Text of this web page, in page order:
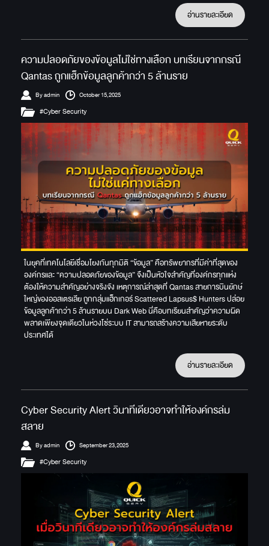
อ่านรายละเอียด
ความปลอดภัยของข้อมูลไม่ใช่ทางเลือก บทเรียนจากกรณี
Qantas ถูกแฮ็กข้อมูลลูกค้ากว่า 5 ล้านราย
By admin October 15,2025
#Cyber Security
ในยุคที่เทคโนโลยีเชื่อมโยงกันทุกมิติ “ข้อมูล” คือทรัพยากรที่มีค่าที่สุดของ
องค์กรและ “ความปลอดภัยของข้อมูล” จึงเป็นหัวใจสำคัญที่องค์กรทุกแห่ง
ต้องให้ความสำคัญอย่างจริงจัง เหตุการณ์ล่าสุดที่ Qantas สายการบินยักษ์
ใหญ่ของออสเตรเลีย ถูกกลุ่มแฮ็กเกอร์ Scattered Lapsus$ Hunters ปล่อย
ข้อมูลลูกค้ากว่า 5 ล้านรายบน Dark Web นี่คือบทเรียนสำคัญว่าความผิด
พลาดเพียงจุดเดียวในห่วงโซ่ระบบ IT สามารถสร้างความเสียหายระดับ
ประเทศได้
อ่านรายละเอียด
Cyber Security Alert วินาทีเดียวอาจทำให้องค์กรล่ม
สลาย
By admin September 23,2025
#Cyber Security